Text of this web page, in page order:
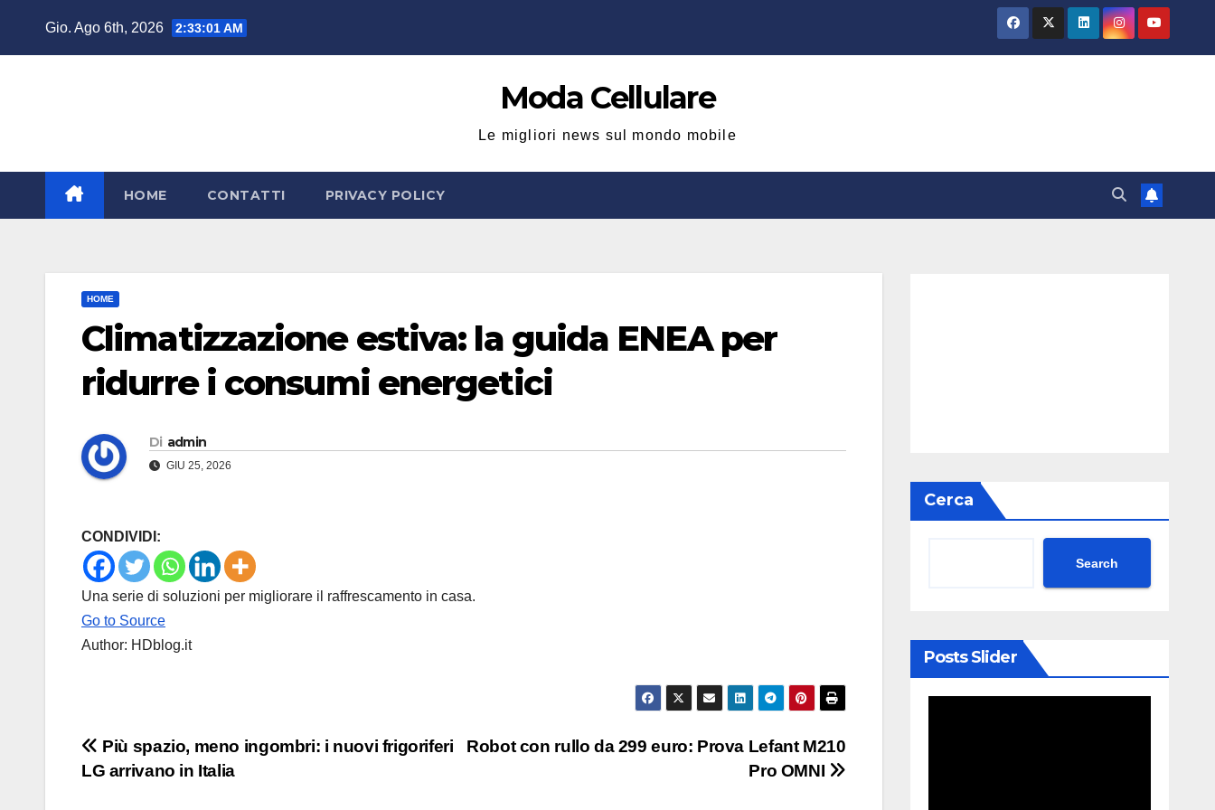
Gio. Ago 6th, 2026 2:33:02 AM
Moda Cellulare
Le migliori news sul mondo mobile
HOME CONTATTI PRIVACY POLICY
HOME
Climatizzazione estiva: la guida ENEA per
ridurre i consumi energetici
Di admin
GIU 25, 2026
CONDIVIDI:
Una serie di soluzioni per migliorare il raffrescamento in casa.
Go to Source
Author: HDblog.it
Navigazione
Robot con rullo da 299 euro: Prova Lefant M210
Pro OMNI
Più spazio, meno ingombri: i nuovi frigoriferi
LG arrivano in Italia
Cerca
Search
Posts Slider